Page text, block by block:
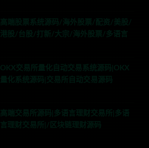
高端股票系统源码/海外股票/配资/美股/
港股/台股/打新/大宗/海外股票/多语言
OKX交易所量化自动交易系统源码|OKX
量化系统源码|交易所自动交易源码
高端交易所源码|多语言理财交易所|多语
言理财交易所|/区块链理财源码